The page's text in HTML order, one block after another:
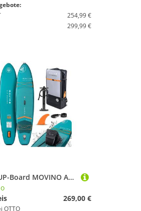
254,99 €
299,99 €
Movino SUP-Board MOVINO ADRIA 2in1 Set verschweißte Kanten Tragkraft 165kg, Allround
269,00 €
OTTO